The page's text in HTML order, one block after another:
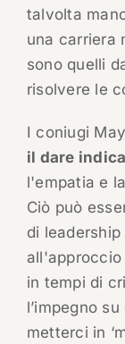
talvolta
una carriera
sono quelli
risolvere le
I coniugi
il dare
l'empatia e
Ciò può
di
all'approccio
in tempi di
l’impegno
metterci in